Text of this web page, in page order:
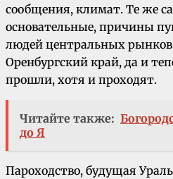
сообщения, климат. Те же
основательные, причины
людей центральных рынков
Оренбургский край, да и
прошли, хотя и проходят.
Читайте также:
до Я
Пароходство, будущая